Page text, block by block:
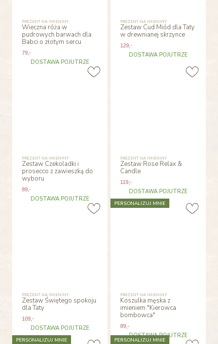
PREZENT NA IMIENINY
Wieczna róża w
pudrowych barwach dla
Babci o złotym sercu
79,-
DOSTAWA POJUTRZE
PREZENT NA IMIENINY
Zestaw Cud Miód dla Taty
w drewnianej skrzynce
129 ,-
DOSTAWA POJUTRZE
PREZENT NA IMIENINY
Zestaw Czekoladki i
prosecco z zawieszką do
wyboru
89,-
DOSTAWA POJUTRZE
PREZENT NA IMIENINY
Zestaw Rose Relax &
Candle
119 ,-
DOSTAWA POJUTRZE
PREZENT NA IMIENINY
Zestaw Świętego spokoju
dla Taty
109,-
DOSTAWA POJUTRZE
PREZENT NA IMIENINY
Koszulka męska z
imieniem "Kierowca
bombowca"
89 ,-
DOSTAWA POJUTRZE
PERSONALIZUJ MNIE
PERSONALIZUJ MNIE PERSONALIZUJ MNIE